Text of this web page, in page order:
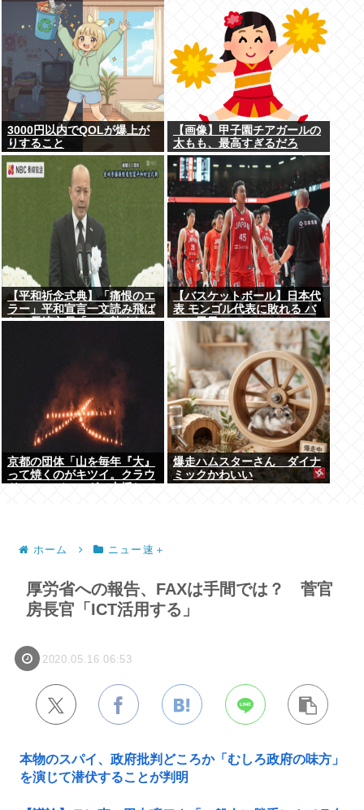
w w w w w w w w
3000円以内でQOLが爆上が
りすること
【画像】甲子園チアガールの
太もも、最高すぎるだろ
www
【平和祈念式典】「痛恨のエ
ラー」平和宣言一文読み飛ば
し…長崎市長「つい熱くなっ
【バスケットボール】日本代
表 モンゴル代表に敗れる バ
スケ男子
京都の団体「山を毎年『大』
って焼くのがキツイ。クラウ
爆走ハムスターさん ダイナ
ミックかわいい
ホーム ニュー速＋
厚労省への報告、FAXは手間では？ 菅官
房長官「ICT活用する」
2020.05.16 06:53
本物のスパイ、政府批判どころか「むしろ政府の味方」
を演じて潜伏することが判明